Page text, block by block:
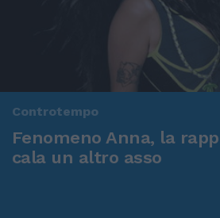
Controtempo
Fenomeno Anna, la
cala un altro asso